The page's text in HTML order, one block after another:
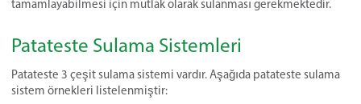
tamamlayabilmesi için mutlak olarak sulanması gerekmektedir.
Patateste Sulama Sistemleri
Patateste 3 çeşit sulama sistemi vardır. Aşağıda patateste sulama
sistem örnekleri listelenmiştir: